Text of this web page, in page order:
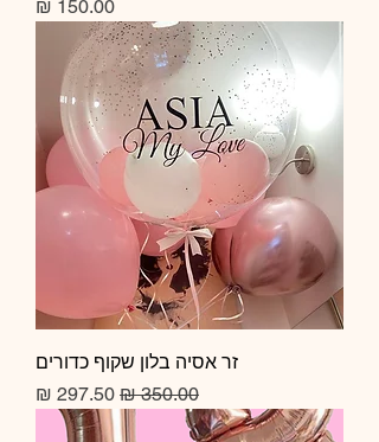
מחיר
זר אסיה בלון שקוף כדורים
מחיר רגיל מחיר מבצע